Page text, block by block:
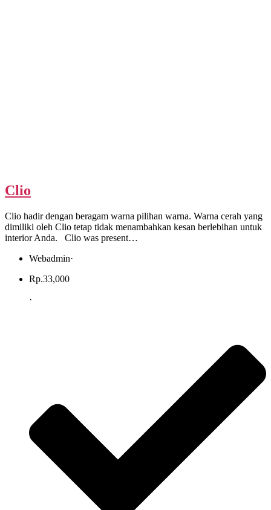
Clio
Clio hadir dengan beragam warna pilihan warna. Warna cerah yang
dimiliki oleh Clio tetap tidak menambahkan kesan berlebihan untuk
interior Anda. Clio was present…
Webadmin·
Rp.33,000
·